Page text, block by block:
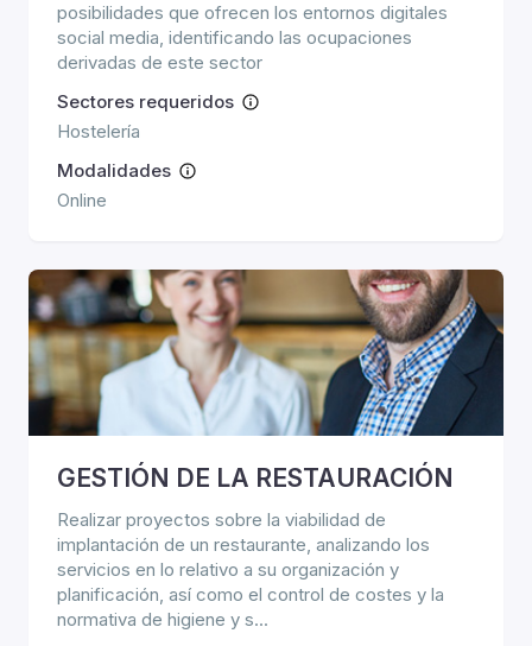
posibilidades que ofrecen los entornos digitales
social media, identificando las ocupaciones
derivadas de este sector
Sectores requeridos
Hostelería
Modalidades
Online
GESTIÓN DE LA RESTAURACIÓN
Realizar proyectos sobre la viabilidad de
implantación de un restaurante, analizando los
servicios en lo relativo a su organización y
planificación, así como el control de costes y la
normativa de higiene y s...